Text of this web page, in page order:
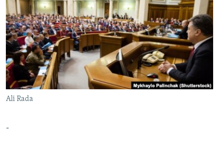
MULTIMEDIA
VIDEO
FOTOQALEREYA
İNFOQRAFIKA
KARIKATURA
RADIO ARXIV
OXU ZALI
AZƏRBAYCAN ƏDƏBIYYATI KITABXANASI
İSLAM VƏ DEMOKRATIYA
İZ - MƏDƏNIYYƏT PROQRAMI
HAQQIMIZDA
MISSIYAMIZ
PEŞƏ ETIKASI VƏ JURNALISTIKA STANDARTLARIMIZ
MATERIALLARIMIZDAN ISTIFADƏ
BIZI IZLƏ
Ali Rada
-